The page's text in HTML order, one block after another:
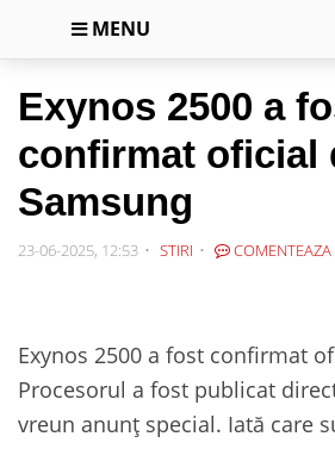
MENU
Exynos 2500 a
confirmat oficial
Samsung
23-06-2025, 12:53 STIRI COMENTEAZA
Exynos 2500 a fost confirmat
Procesorul a fost publicat
vreun anunț special. Iată care